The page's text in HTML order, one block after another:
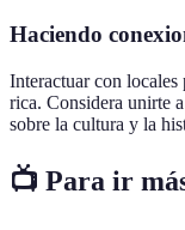
Haciendo
Interactuar con locales
rica. Considera unirte
sobre la cultura y la
📺 Para ir